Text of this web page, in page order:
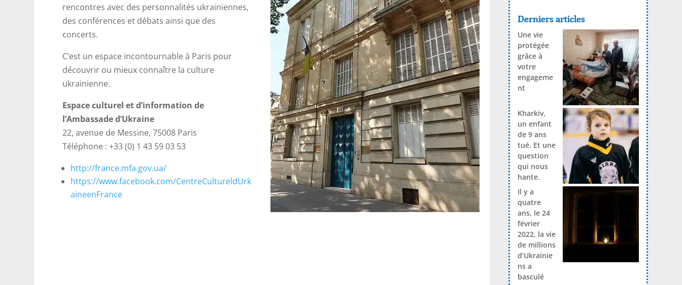
rencontres avec des personnalités ukrainiennes,
des conférences et débats ainsi que des
concerts.
C’est un espace incontournable à Paris pour
découvrir ou mieux connaître la culture
ukrainienne.
Espace culturel et d’information de
l’Ambassade d’Ukraine
22, avenue de Messine, 75008 Paris
Téléphone : +33 (0) 1 43 59 03 53
http://france.mfa.gov.ua/
https://www.facebook.com/CentreCultureldUrk
aineenFrance
Derniers articles
Une vie
protégée
grâce à
votre
engageme
nt
Kharkiv,
un enfant
de 9 ans
tué. Et une
question
qui nous
hante.
Il y a
quatre
ans, le 24
février
2022, la vie
de millions
d’Ukrainie
ns a
basculé